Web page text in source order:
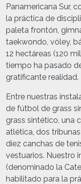
Panamericana Sur,
la práctica de
paleta frontón,
taekwondo, vóley,
12 hectáreas (120
tiempo ha pasado
gratificante realidad.
Entre nuestras
de fútbol de grass
grass sintético, una
atlética, dos
diez canchas de
vestuarios. Nuestro
(denominado la
habilitado para la